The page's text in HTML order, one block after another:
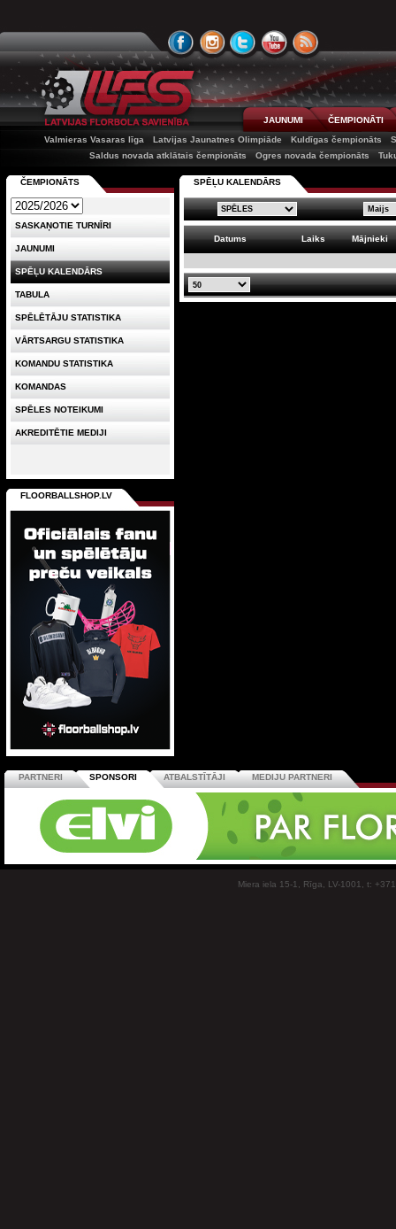
JAUNUMI
ČEMPIONĀTI
Valmieras Vasaras līga
Latvijas Jaunatnes Olimpiāde Kuldīgas čempionāts
Saldus novada atklātais čempionāts
Ogres novada čempionāts
SPĒĻU KALENDĀRS
Datums Laiks Mājnieki
ČEMPIONĀTS
SASKAŅOTIE TURNĪRI
JAUNUMI
SPĒĻU KALENDĀRS
TABULA
SPĒLĒTĀJU STATISTIKA
VĀRTSARGU STATISTIKA
KOMANDU STATISTIKA
KOMANDAS
SPĒLES NOTEIKUMI
AKREDITĒTIE MEDIJI
FLOORBALLSHOP.LV
PARTNERI SPONSORI ATBALSTĪTĀJI MEDIJU PARTNERI
Miera iela 15-1, Rīga, LV-1001, t: